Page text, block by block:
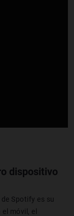
dispositivo
Spotify es su
el móvil, el